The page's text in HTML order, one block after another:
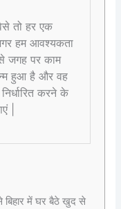
तो हर एक
हम आवश्यकता
जगह पर काम
हुआ है और वह
करने के
|
बिहार में घर बैठे खुद से